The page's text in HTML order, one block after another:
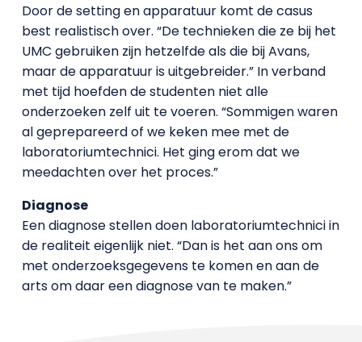
Door de setting en apparatuur komt de casus
best realistisch over. “De technieken die ze bij het
UMC gebruiken zijn hetzelfde als die bij Avans,
maar de apparatuur is uitgebreider.” In verband
met tijd hoefden de studenten niet alle
onderzoeken zelf uit te voeren. “Sommigen waren
al geprepareerd of we keken mee met de
laboratoriumtechnici. Het ging erom dat we
meedachten over het proces.”
Diagnose
Een diagnose stellen doen laboratoriumtechnici in
de realiteit eigenlijk niet. “Dan is het aan ons om
met onderzoeksgegevens te komen en aan de
arts om daar een diagnose van te maken.”